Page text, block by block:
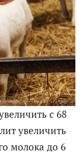
с 68
увеличить
молока до 6